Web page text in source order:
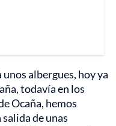
albergues, hoy ya
todavía en los
Ocaña, hemos
de unas